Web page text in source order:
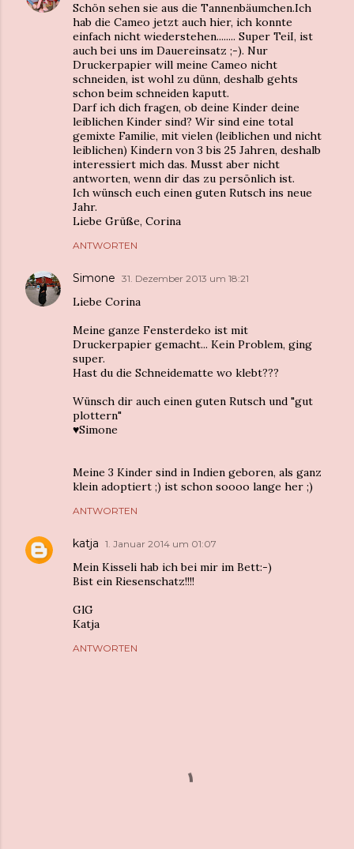
Schön sehen sie aus die Tannenbäumchen.Ich
hab die Cameo jetzt auch hier, ich konnte
einfach nicht wiederstehen........ Super TeiI, ist
auch bei uns im Dauereinsatz ;-). Nur
Druckerpapier will meine Cameo nicht
schneiden, ist wohl zu dünn, deshalb gehts
schon beim schneiden kaputt.
Darf ich dich fragen, ob deine Kinder deine
leiblichen Kinder sind? Wir sind eine total
gemixte Familie, mit vielen (leiblichen und nicht
leiblichen) Kindern von 3 bis 25 Jahren, deshalb
interessiert mich das. Musst aber nicht
antworten, wenn dir das zu persönlich ist.
Ich wünsch euch einen guten Rutsch ins neue
Jahr.
Liebe Grüße, Corina
ANTWORTEN
Simone 31. Dezember 2013 um 18:21
Liebe Corina
Meine ganze Fensterdeko ist mit
Druckerpapier gemacht... Kein Problem, ging
super.
Hast du die Schneidematte wo klebt???
Wünsch dir auch einen guten Rutsch und "gut
plottern"
♥︎Simone
Meine 3 Kinder sind in Indien geboren, als ganz
klein adoptiert ;) ist schon soooo lange her ;)
ANTWORTEN
katja 1. Januar 2014 um 01:07
Mein Kisseli hab ich bei mir im Bett:-)
Bist ein Riesenschatz!!!!
GlG
Katja
ANTWORTEN